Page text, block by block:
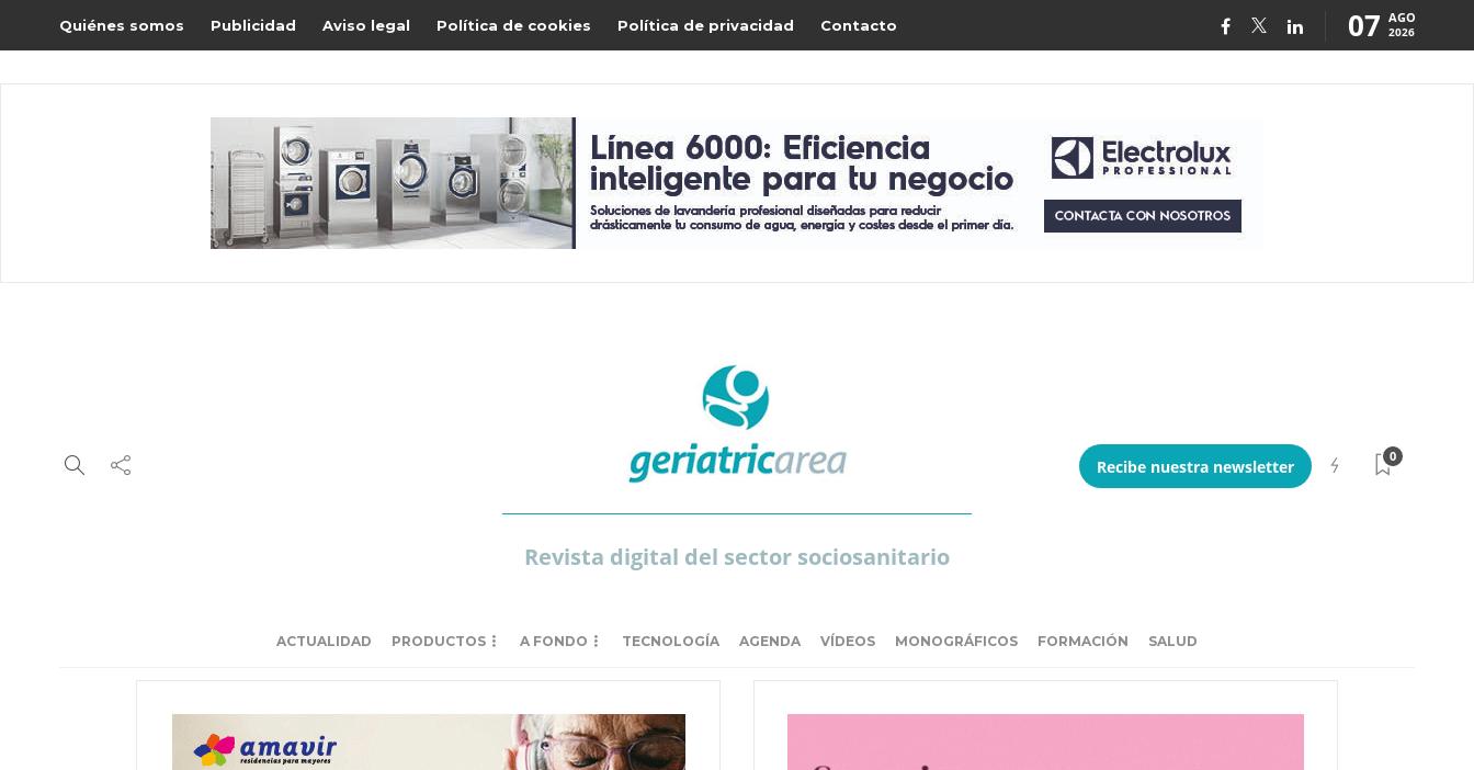
Quiénes somos Publicidad Aviso legal Política de cookies Política de privacidad Contacto 07 AGO
2026
Revista digital del sector sociosanitario
Recibe nuestra newsletter
0
ACTUALIDAD PRODUCTOS A FONDO TECNOLOGÍA AGENDA VÍDEOS MONOGRÁFICOS FORMACIÓN SALUD